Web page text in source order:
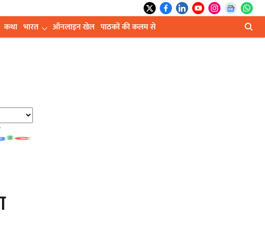
कथा भारत ऑनलाइन खेल पाठकों की कलम से